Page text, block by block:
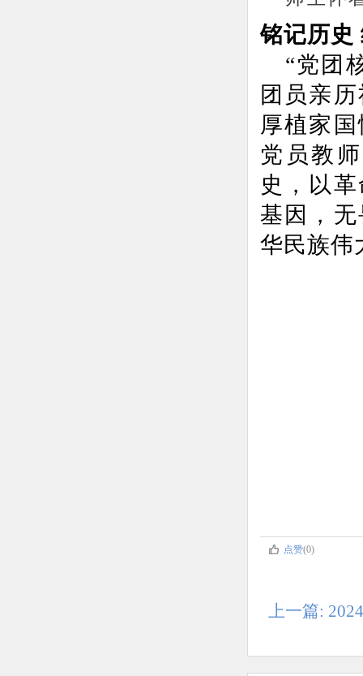
铭记历史
“党团
团员亲
厚植家
党员教
史，以
基因，
华民族伟
点赞(0)
上一篇: